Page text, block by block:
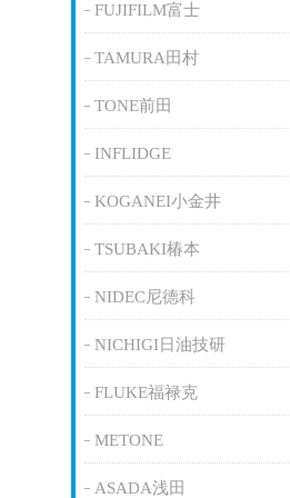
FUJIFILM富士
TAMURA田村
TONE前田
INFLIDGE
KOGANEI小金井
TSUBAKI椿本
NIDEC尼德科
NICHIGI日油技研
FLUKE福禄克
METONE
ASADA浅田